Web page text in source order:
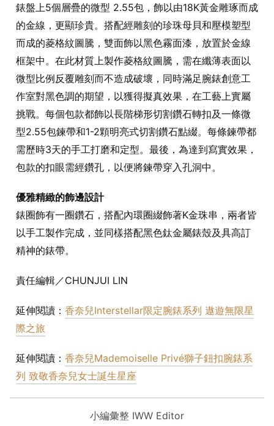
錶盤上5個層疊的微型 2.55包，飾以由18K黃金雕琢而成
的金線，更顯珍貴。搭配經雕刻的珍珠母貝和壓模塑型
而成的菱格紋圖騰，雙面飾以黑色霧面漆，放置於金線
框架中。在此材質上製作菱格紋圖騰，需在纖薄表面以
微型比例反覆雕刻而不造成破壞，同時滿足腕錶創意工
作室對黑色調的期望，以獲得擬真效果，在工藝上實屬
挑戰。每個包款都飾以長階梯形切割鑽石轉扣及一條微
型2.55包鍊帶和1-2顆明亮式切割鑽石點綴。每條鍊帶都
需歷時3天的手工打磨和定型。最後，為達到寫實效果，
包款的扣眼需經鑽孔，以便將鍊帶穿入孔洞中。
優雅精緻的飾邊設計
錶圈飾有一圈鑽石，搭配內環圈綴飾著K金珠串，兩者皆
以手工製作完成，並同樣搭配黑色鈦金屬錶殼及具高訂
精神的錶帶。
責任編輯／CHUNJUI LIN
延伸閱讀： 香奈兒Interstellar限定腕錶系列 遨遊無限星
際之旅
延伸閱讀： 香奈兒Mademoiselle Privé獅子鈕扣腕錶系
列 致敬香奈兒女士誕生星座
小編彙整 IWW Editor